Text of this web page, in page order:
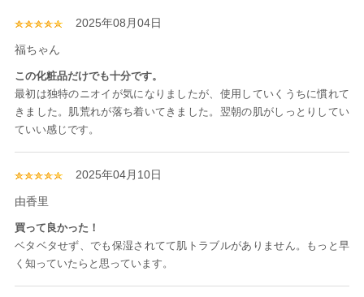
2025年08月04日
福ちゃん
この化粧品だけでも十分です。
最初は独特のニオイが気になりましたが、使用していくうちに慣れて
きました。肌荒れが落ち着いてきました。翌朝の肌がしっとりしてい
ていい感じです。
2025年04月10日
由香里
買って良かった！
ベタベタせず、でも保湿されてて肌トラブルがありません。もっと早
く知っていたらと思っています。